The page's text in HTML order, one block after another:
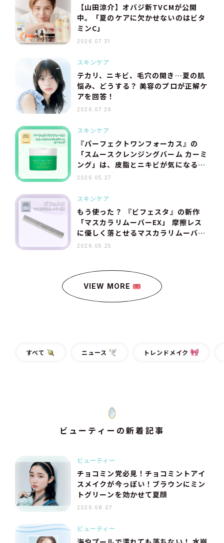
【山田涼介】オバジ新TVCMが公開
中。「夏のケアに欠かせないのはビタ
ミンC」
2026.07.31
スキンケア
テカリ、ニキビ、毛穴の開き…夏の肌
悩み、どうする？ 美容のプロが正解ケ
アを回答！
2026.07.29
スキンケア
『パーフェクトワンフォーカス』の
「スムースクレンジングバーム カーミ
ング」は、皮脂とニキビが気になる夏
にピッタリ！［大学生のスキンケア7
2026.05.27
スキンケア
もう使った？ 『ビフェスタ』の新作
「マスカラリムーバーEX」 摩擦レス
に優しく落とせるマスカラリムーバー
が発売中！［大学生のスキンケア7日
2026.05.25
VIEW MORE
すべて ニュース トレンドメイク
ビューティーの新着記事
ビューティー
チョコミン党必見！チョコミントアイ
スメイクが今っぽい！ブラウンにミン
トグリーンを効かせて夏顔
2026.08.07
ビューティー